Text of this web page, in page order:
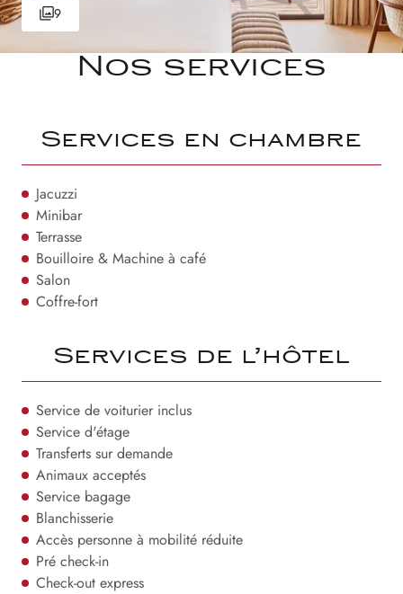
9
Nos services
Services en chambre
Jacuzzi
Minibar
Terrasse
Bouilloire & Machine à café
Salon
Coffre-fort
Services de l’hôtel
Service de voiturier inclus
Service d'étage
Transferts sur demande
Animaux acceptés
Service bagage
Blanchisserie
Accès personne à mobilité réduite
Pré check-in
Check-out express